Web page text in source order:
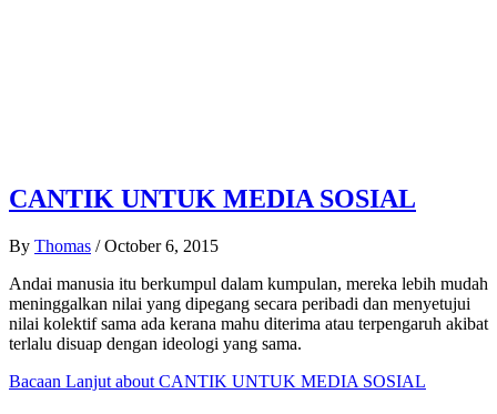
CANTIK UNTUK MEDIA SOSIAL
By Thomas / October 6, 2015
Andai manusia itu berkumpul dalam kumpulan, mereka lebih mudah
meninggalkan nilai yang dipegang secara peribadi dan menyetujui
nilai kolektif sama ada kerana mahu diterima atau terpengaruh akibat
terlalu disuap dengan ideologi yang sama.
Bacaan Lanjut about CANTIK UNTUK MEDIA SOSIAL